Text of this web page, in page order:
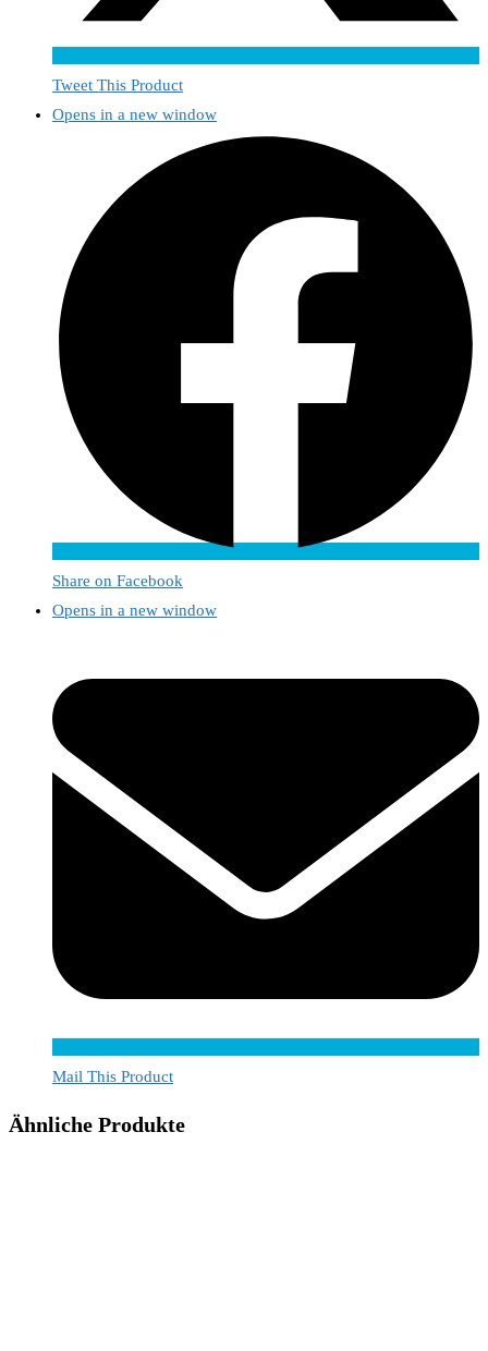
Tweet This Product
Opens in a new window
Share on Facebook
Opens in a new window
Mail This Product
Ähnliche Produkte